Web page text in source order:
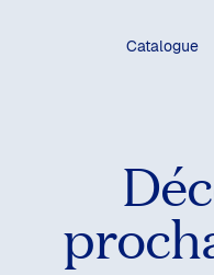
Catalogue